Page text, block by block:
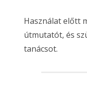
Használat előtt
útmutatót, és
tanácsot.